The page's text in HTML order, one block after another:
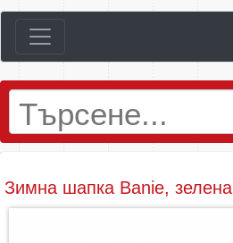
Зимна шапка Banie, зелена